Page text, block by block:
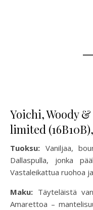
Yoichi, Woody
limited (16B10B),
Tuoksu: Vaniljaa,
Dallaspulla, jonka
Vastaleikattua ruohoa
Maku: Täyteläistä
Amarettoa –